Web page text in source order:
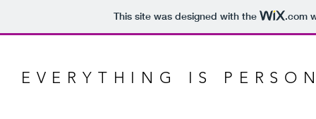
This site was designed with the .com
EVERYTHING IS